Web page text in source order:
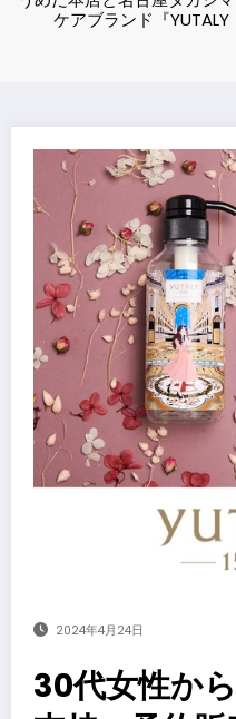
ケアブランド『
2024年4月24日
30代女性か